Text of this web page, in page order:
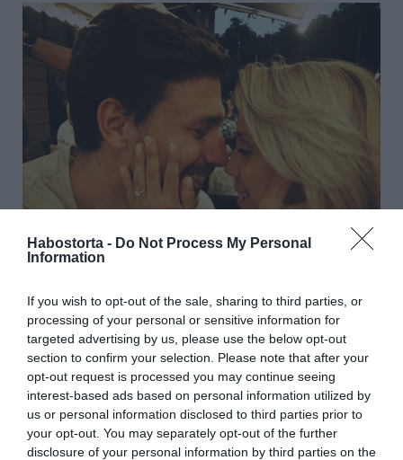
Habostorta - Do Not Process My Personal
Information
If you wish to opt-out of the sale, sharing to third parties, or
processing of your personal or sensitive information for
targeted advertising by us, please use the below opt-out
section to confirm your selection. Please note that after your
opt-out request is processed you may continue seeing
interest-based ads based on personal information utilized by
us or personal information disclosed to third parties prior to
your opt-out. You may separately opt-out of the further
disclosure of your personal information by third parties on the
Gratulálunk és nagyon sok boldogságot kívánunk!